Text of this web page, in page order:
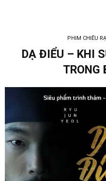
PHIM CHIẾU
DẠ ĐIỂU – KHI
TRONG